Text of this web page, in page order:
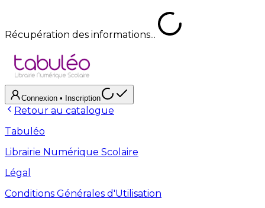
Récupération des informations...
Connexion • Inscription
Retour au catalogue
Tabuléo
Librairie Numérique Scolaire
Légal
Conditions Générales d'Utilisation